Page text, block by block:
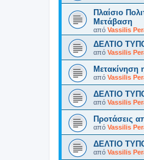
Πλαίσιο
Μετάβαση
από Vassilis
ΔΕΛΤΙΟ
από Vassilis
Μετακίνηση
από Vassilis
ΔΕΛΤΙΟ
από Vassilis
Προτάσεις
από Vassilis
ΔΕΛΤΙΟ
από Vassilis